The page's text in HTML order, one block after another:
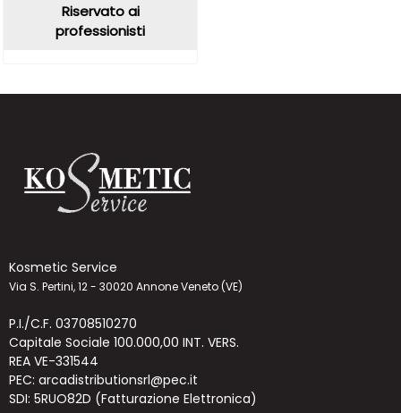
Riservato ai
professionisti
Kosmetic Service
Via S. Pertini, 12 - 30020 Annone Veneto (VE)
P.I./C.F. 03708510270
Capitale Sociale 100.000,00 INT. VERS.
REA VE-331544
PEC: arcadistributionsrl@pec.it
SDI: 5RUO82D (Fatturazione Elettronica)